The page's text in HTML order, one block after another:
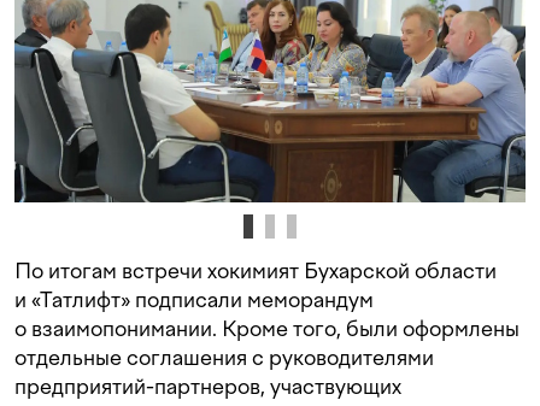
По итогам встречи хокимият Бухарской области
и «Татлифт» подписали меморандум
о взаимопонимании. Кроме того, были оформлены
отдельные соглашения с руководителями
предприятий-партнеров, участвующих